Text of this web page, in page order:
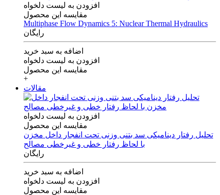
افزودن به لیست دلخواه
مقایسه این محصول
Multiphase Flow Dynamics 5: Nuclear Thermal Hydraulics
رایگان
اضافه به سبد خرید
افزودن به لیست دلخواه
مقایسه این محصول
+
مقالات
افزودن به لیست دلخواه
مقایسه این محصول
تحلیل رفتار دینامیکی سد بتنی وزنی تحت انفجار داخل مخزن
با لحاظ رفتار خطی و غیرخطی مصالح
رایگان
اضافه به سبد خرید
افزودن به لیست دلخواه
مقایسه این محصول